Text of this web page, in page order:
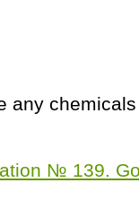
any
№ 139.